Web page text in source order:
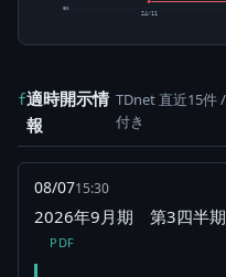
0株
24/11
f適時開示情
報
TDnet 直近15件
付き
08/0715:30
2026年9月期 第3四半期
PDF